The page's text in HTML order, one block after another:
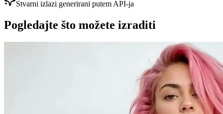
Stvarni izlazi generirani putem API-ja
Pogledajte što možete izraditi